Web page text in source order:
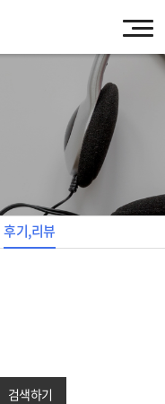
후기,리뷰
검색하기